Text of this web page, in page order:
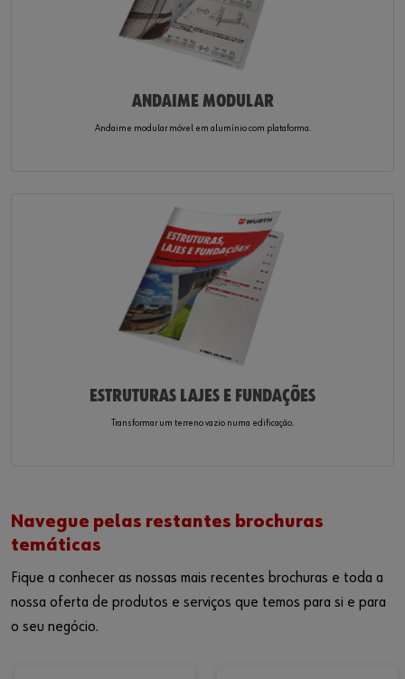
ANDAIME MODULAR
Andaime modular móvel em alumínio com plataforma.
ESTRUTURAS LAJES E FUNDAÇÕES
Transformar um terreno vazio numa edificação.
Navegue pelas restantes brochuras
temáticas
Fique a conhecer as nossas mais recentes brochuras e toda a
nossa oferta de produtos e serviços que temos para si e para
o seu negócio.